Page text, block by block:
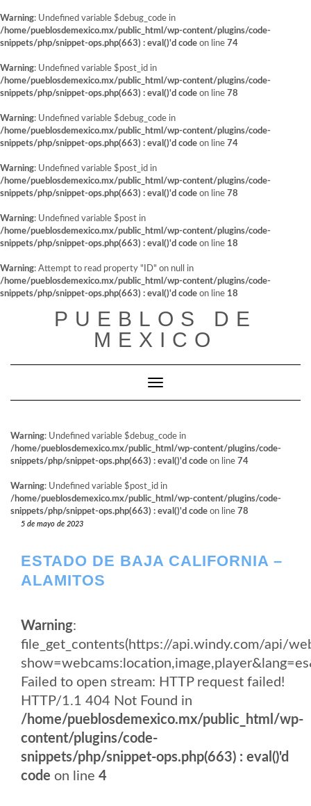
Warning: Undefined variable $debug_code in
/home/pueblosdemexico.mx/public_html/wp-content/plugins/code-
snippets/php/snippet-ops.php(663) : eval()'d code on line 74
Warning: Undefined variable $post_id in
/home/pueblosdemexico.mx/public_html/wp-content/plugins/code-
snippets/php/snippet-ops.php(663) : eval()'d code on line 78
Warning: Undefined variable $debug_code in
/home/pueblosdemexico.mx/public_html/wp-content/plugins/code-
snippets/php/snippet-ops.php(663) : eval()'d code on line 74
Warning: Undefined variable $post_id in
/home/pueblosdemexico.mx/public_html/wp-content/plugins/code-
snippets/php/snippet-ops.php(663) : eval()'d code on line 78
Warning: Undefined variable $post in
/home/pueblosdemexico.mx/public_html/wp-content/plugins/code-
snippets/php/snippet-ops.php(663) : eval()'d code on line 18
Warning: Attempt to read property "ID" on null in
/home/pueblosdemexico.mx/public_html/wp-content/plugins/code-
snippets/php/snippet-ops.php(663) : eval()'d code on line 18
PUEBLOS DE
MEXICO
Cambiar modo de navegación
Warning: Undefined variable $debug_code in
/home/pueblosdemexico.mx/public_html/wp-content/plugins/code-
snippets/php/snippet-ops.php(663) : eval()'d code on line 74
Warning: Undefined variable $post_id in
/home/pueblosdemexico.mx/public_html/wp-content/plugins/code-
snippets/php/snippet-ops.php(663) : eval()'d code on line 78
5 de mayo de 2023
ESTADO DE BAJA CALIFORNIA –
ALAMITOS
Warning:
file_get_contents(https://api.windy.com/api/
Failed to open stream: HTTP request failed!
HTTP/1.1 404 Not Found in
/home/pueblosdemexico.mx/public_html/wp-
content/plugins/code-
snippets/php/snippet-ops.php(663) : eval()'d
code on line 4